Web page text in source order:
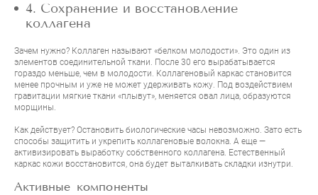
4. Сохранение и восстановление
коллагена
Зачем нужно? Коллаген называют «белком молодости». Это один из
элементов соединительной ткани. После 30 его вырабатывается
гораздо меньше, чем в молодости. Коллагеновый каркас становится
менее прочным и уже не может удерживать кожу. Под воздействием
гравитации мягкие ткани «плывут», меняется овал лица, образуются
морщины.
Как действует? Остановить биологические часы невозможно. Зато есть
способы защитить и укрепить коллагеновые волокна. А еще —
активизировать выработку собственного коллагена. Естественный
каркас кожи восстановится, она будет выталкивать складки изнутри.
Активные компоненты